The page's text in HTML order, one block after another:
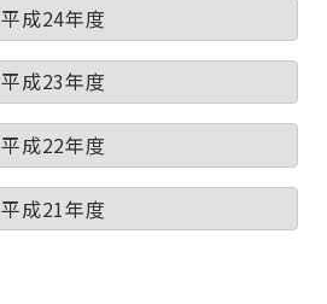
平成24年度
平成23年度
平成22年度
平成21年度